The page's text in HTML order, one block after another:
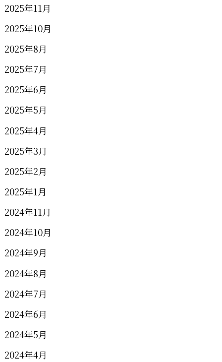
2025年11月
2025年10月
2025年8月
2025年7月
2025年6月
2025年5月
2025年4月
2025年3月
2025年2月
2025年1月
2024年11月
2024年10月
2024年9月
2024年8月
2024年7月
2024年6月
2024年5月
2024年4月